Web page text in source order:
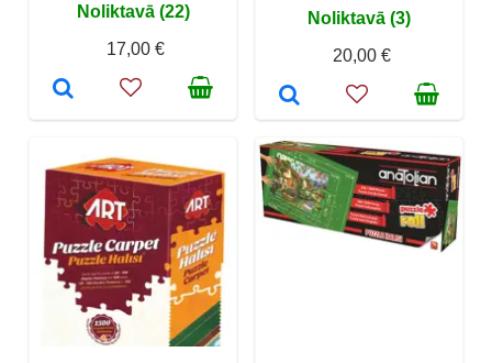
Noliktavā (22)
17,00 €
Noliktavā (3)
20,00 €